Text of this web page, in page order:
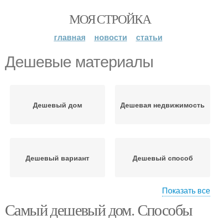
МОЯ СТРОЙКА
главная новости статьи
Дешевые материалы
Дешевый дом Дешевая недвижимость
Дешевый вариант Дешевый способ
Дешевый
Дешевый материал
Показать все
Самый дешевый дом. Способы